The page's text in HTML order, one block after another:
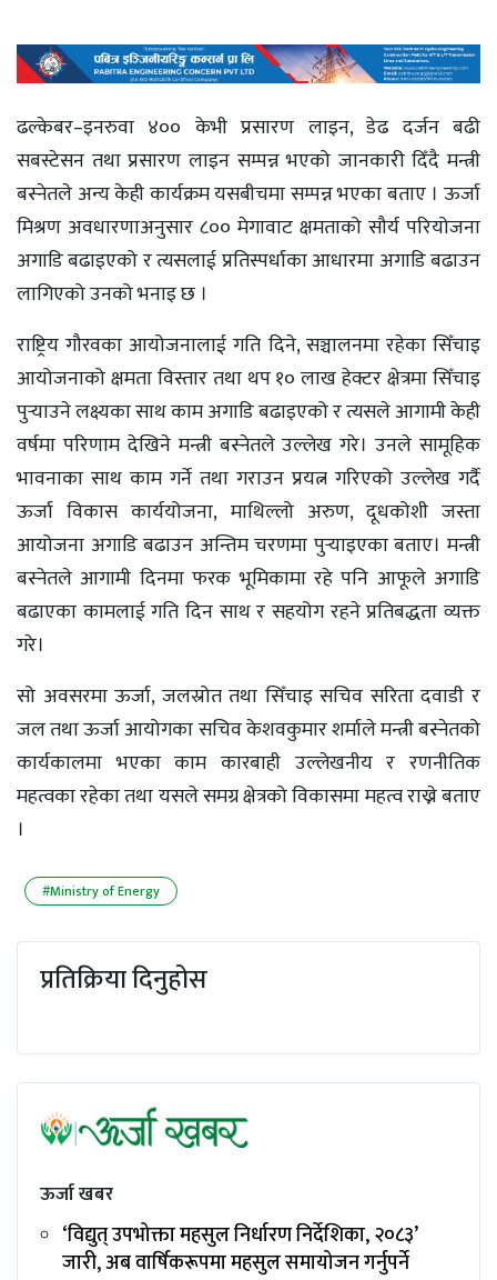
ढल्केबर–इनरुवा ४०० केभी प्रसारण लाइन, डेढ दर्जन बढी
सबस्टेसन तथा प्रसारण लाइन सम्पन्न भएको जानकारी दिँदै मन्त्री
बस्नेतले अन्य केही कार्यक्रम यसबीचमा सम्पन्न भएका बताए । ऊर्जा
मिश्रण अवधारणाअनुसार ८०० मेगावाट क्षमताको सौर्य परियोजना
अगाडि बढाइएको र त्यसलाई प्रतिस्पर्धाका आधारमा अगाडि बढाउन
लागिएको उनको भनाइ छ ।
राष्ट्रिय गौरवका आयोजनालाई गति दिने, सञ्चालनमा रहेका सिँचाइ
आयोजनाको क्षमता विस्तार तथा थप १० लाख हेक्टर क्षेत्रमा सिँचाइ
पुर्‍याउने लक्ष्यका साथ काम अगाडि बढाइएको र त्यसले आगामी केही
वर्षमा परिणाम देखिने मन्त्री बस्नेतले उल्लेख गरे। उनले सामूहिक
भावनाका साथ काम गर्ने तथा गराउन प्रयत्न गरिएको उल्लेख गर्दै
ऊर्जा विकास कार्ययोजना, माथिल्लो अरुण, दूधकोशी जस्ता
आयोजना अगाडि बढाउन अन्तिम चरणमा पुर्‍याइएका बताए। मन्त्री
बस्नेतले आगामी दिनमा फरक भूमिकामा रहे पनि आफूले अगाडि
बढाएका कामलाई गति दिन साथ र सहयोग रहने प्रतिबद्धता व्यक्त
गरे।
सो अवसरमा ऊर्जा, जलस्रोत तथा सिँचाइ सचिव सरिता दवाडी र
जल तथा ऊर्जा आयोगका सचिव केशवकुमार शर्माले मन्त्री बस्नेतको
कार्यकालमा भएका काम कारबाही उल्लेखनीय र रणनीतिक
महत्वका रहेका तथा यसले समग्र क्षेत्रको विकासमा महत्व राख्ने बताए
।
#Ministry of Energy
प्रतिक्रिया दिनुहोस
ऊर्जा खबर
‘विद्युत् उपभोक्ता महसुल निर्धारण निर्देशिका, २०८३’
जारी, अब वार्षिकरूपमा महसुल समायोजन गर्नुपर्ने